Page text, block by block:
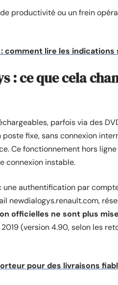
productivité ou un frein
comment lire les indications
: ce que cela
parfois via des
fixe, sans connexion
Ce fonctionnement hors
connexion instable.
une authentification par
newdialogys.renault.com,
officielles ne sont plus
(version 4.90, selon les
pour des livraisons